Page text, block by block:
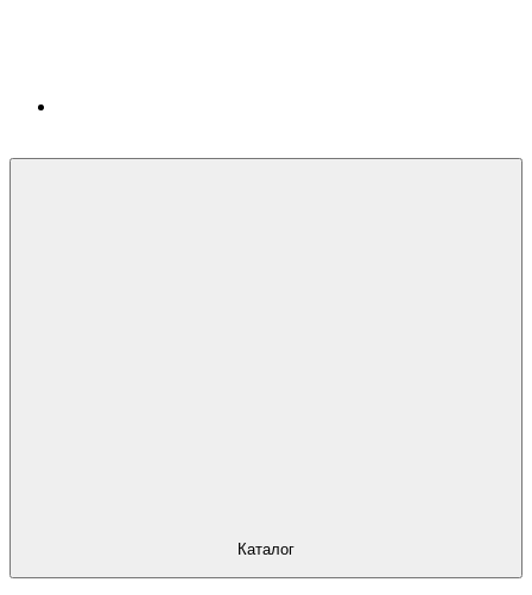
Каталог